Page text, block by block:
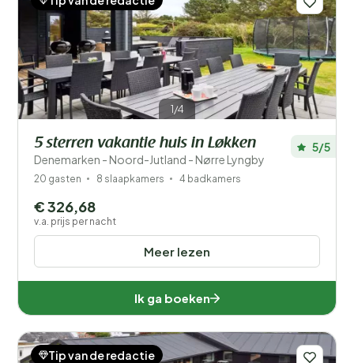
Afstand 1
Prijs
Kinderen
Type vakantiehuisje
Populaire filters
Mindervaliden
Wellness
1/4
5 sterren vakantie huis in Løkken
Denemarken - Noord-Jutland - Nørre Lyngby
5/5
20 gasten 8 slaapkamers 4 badkamers
Meer lezen
€ 326,68
v.a. prijs per nacht
Ik ga boeken
Tip van de redactie